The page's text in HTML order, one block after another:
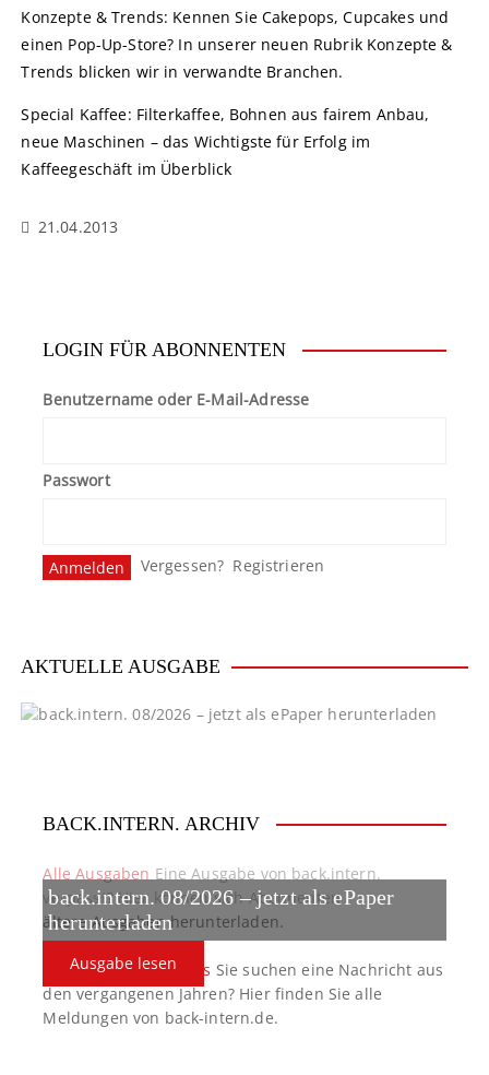
Konzepte & Trends: Kennen Sie Cakepops, Cupcakes und
einen Pop-Up-Store? In unserer neuen Rubrik Konzepte &
Trends blicken wir in verwandte Branchen.
Special Kaffee: Filterkaffee, Bohnen aus fairem Anbau,
neue Maschinen – das Wichtigste für Erfolg im
Kaffeegeschäft im Überblick
21.04.2013
LOGIN FÜR ABONNENTEN
Benutzername oder E-Mail-Adresse
Passwort
Vergessen? Registrieren
AKTUELLE AUSGABE
back.intern. 08/2026 – jetzt als ePaper
herunterladen
Ausgabe lesen
BACK.INTERN. ARCHIV
Alle Ausgaben Eine Ausgabe von back.intern.
verpasst? Hier können sich Abonnenten
ältere Ausgaben herunterladen.
back.intern. Top-News Sie suchen eine Nachricht aus
den vergangenen Jahren? Hier finden Sie alle
Meldungen von back-intern.de.